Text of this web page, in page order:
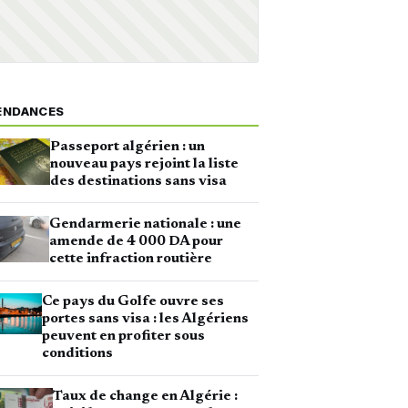
Passeport algérien : un
nouveau pays rejoint la liste
des destinations sans visa
Gendarmerie nationale : une
amende de 4 000 DA pour
cette infraction routière
Ce pays du Golfe ouvre ses
portes sans visa : les Algériens
peuvent en profiter sous
conditions
Taux de change en Algérie :